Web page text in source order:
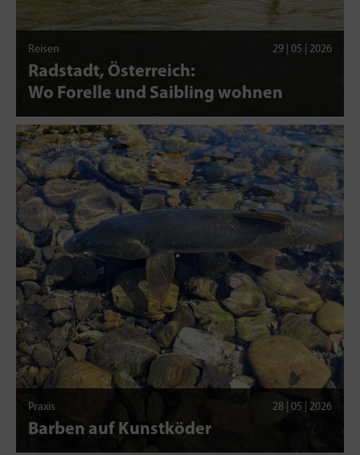
Reisen 29 | 05 | 2026
Radstadt, Österreich:
Wo Forelle und Saibling wohnen
Praxis 28 | 05 | 2026
Barben auf Kunstköder